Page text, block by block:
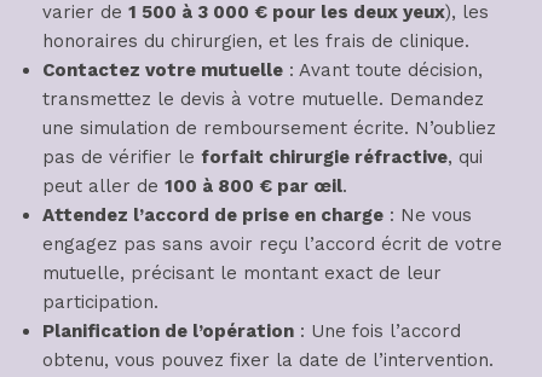
varier de 1 500 à 3 000 € pour les deux yeux), les
honoraires du chirurgien, et les frais de clinique.
Contactez votre mutuelle : Avant toute décision,
transmettez le devis à votre mutuelle. Demandez
une simulation de remboursement écrite. N’oubliez
pas de vérifier le forfait chirurgie réfractive, qui
peut aller de 100 à 800 € par œil.
Attendez l’accord de prise en charge : Ne vous
engagez pas sans avoir reçu l’accord écrit de votre
mutuelle, précisant le montant exact de leur
participation.
Planification de l’opération : Une fois l’accord
obtenu, vous pouvez fixer la date de l’intervention.